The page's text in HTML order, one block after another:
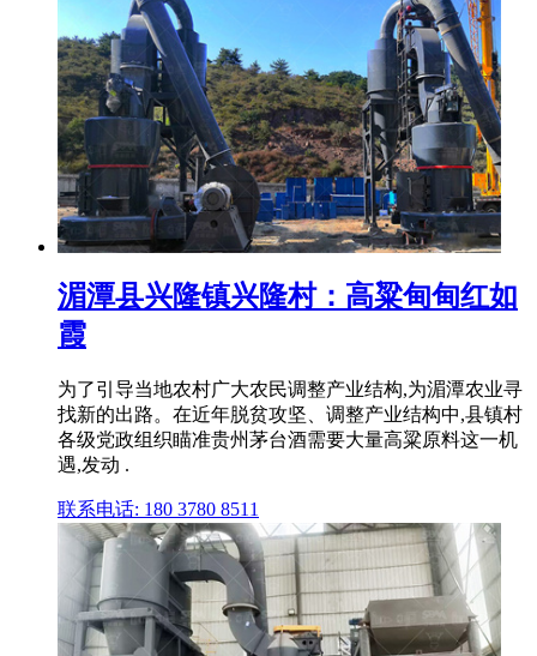
湄潭县兴隆镇兴隆村：高粱甸甸红如
霞
为了引导当地农村广大农民调整产业结构,为湄潭农业寻
找新的出路。在近年脱贫攻坚、调整产业结构中,县镇村
各级党政组织瞄准贵州茅台酒需要大量高粱原料这一机
遇,发动 .
联系电话: 180 3780 8511